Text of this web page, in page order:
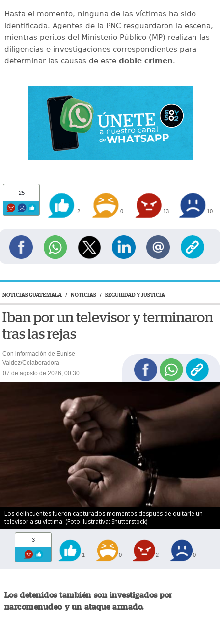
Hasta el momento, ninguna de las víctimas ha sido
identificada. Agentes de la PNC resguardaron la escena,
mientras peritos del Ministerio Público (MP) realizan las
diligencias e investigaciones correspondientes para
determinar las causas de este doble crimen.
25
2 0 13 10
NOTICIAS GUATEMALA / NOTICIAS / SEGURIDAD Y JUSTICIA
Iban por un televisor y terminaron
tras las rejas
Con información de Eunise
Valdez/Colaboradora
07 de agosto de 2026, 00:30
Los delincuentes fueron capturados momentos después de quitarle un
televisor a su víctima. (Foto ilustrativa: Shutterstock)
3
1 0 2 0
Los detenidos también son investigados por
narcomenudeo y un ataque armado.